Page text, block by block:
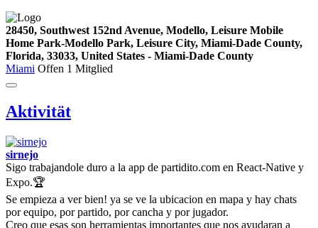
28450, Southwest 152nd Avenue, Modello, Leisure Mobile
Home Park-Modello Park, Leisure City, Miami-Dade County,
Florida, 33033, United States - Miami-Dade County
Miami Offen 1 Mitglied
Aktivität
sirnejo
Sigo trabajandole duro a la app de partidito.com en React-Native y
Expo.🏆
Se empieza a ver bien! ya se ve la ubicacion en mapa y hay chats
por equipo, por partido, por cancha y por jugador.
Creo que esas son herramientas importantes que nos ayudaran a